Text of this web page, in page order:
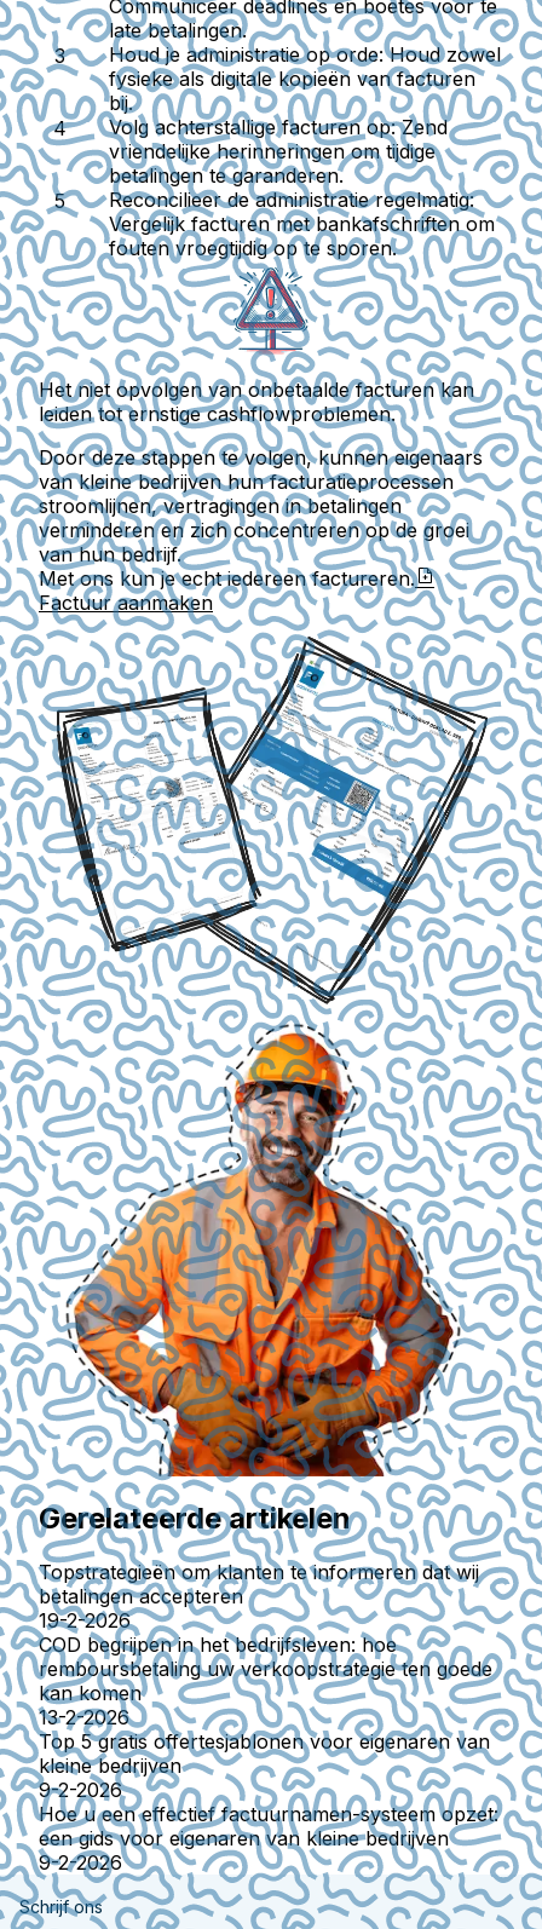
Communiceer deadlines en boetes voor te
late betalingen.
Houd je administratie op orde: Houd zowel
fysieke als digitale kopieën van facturen
bij.
Volg achterstallige facturen op: Zend
vriendelijke herinneringen om tijdige
betalingen te garanderen.
Reconcilieer de administratie regelmatig:
Vergelijk facturen met bankafschriften om
fouten vroegtijdig op te sporen.
Het niet opvolgen van onbetaalde facturen kan
leiden tot ernstige cashflowproblemen.
Door deze stappen te volgen, kunnen eigenaars
van kleine bedrijven hun facturatieprocessen
stroomlijnen, vertragingen in betalingen
verminderen en zich concentreren op de groei
van hun bedrijf.
Met ons kun je echt iedereen factureren.
Factuur aanmaken
Gerelateerde artikelen
Topstrategieën om klanten te informeren dat wij
betalingen accepteren
19-2-2026
COD begrijpen in het bedrijfsleven: hoe
remboursbetaling uw verkoopstrategie ten goede
kan komen
13-2-2026
Top 5 gratis offertesjablonen voor eigenaren van
kleine bedrijven
9-2-2026
Hoe u een effectief factuurnamen-systeem opzet:
een gids voor eigenaren van kleine bedrijven
9-2-2026
Schrijf ons